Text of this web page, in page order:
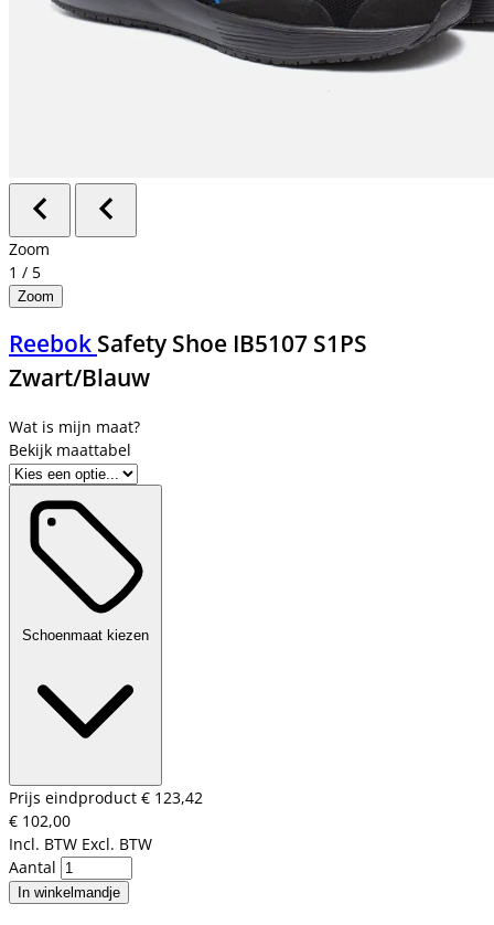
Zoom
1 / 5
Zoom
Reebok Safety Shoe IB5107 S1PS
Zwart/Blauw
Bekijk maattabel
Schoenmaat kiezen
Prijs eindproduct € 123,42
€ 102,00
Incl. BTW Excl. BTW
Aantal
In winkelmandje